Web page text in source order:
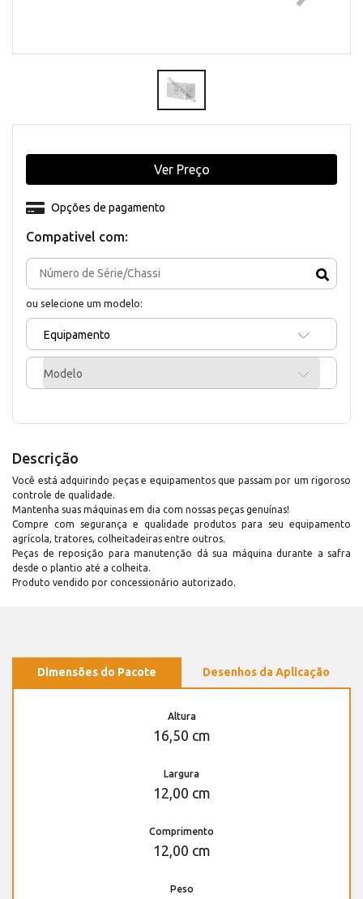
Compativel com:
ou selecione um modelo:
Equipamento
Modelo
Opções de pagamento
Ver Preço
Descrição
Você está adquirindo peças e equipamentos que passam por um rigoroso
controle de qualidade.
Mantenha suas máquinas em dia com nossas peças genuínas!
Compre com segurança e qualidade produtos para seu equipamento
agrícola, tratores, colheitadeiras entre outros.
Peças de reposição para manutenção dá sua máquina durante a safra
desde o plantio até a colheita.
Produto vendido por concessionário autorizado.
Dimensões do Pacote Desenhos da Aplicação
Altura
16,50 cm
Largura
12,00 cm
Comprimento
12,00 cm
Peso